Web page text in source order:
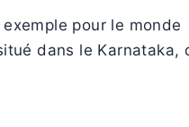
pour le monde
dans le Karnataka,